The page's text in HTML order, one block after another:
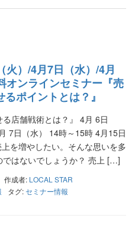
火）/4月7日（水）/4月
ンラインセミナー『売
ポイントとは？』
る店舗戦術とは？』 4月 6日
7日（水） 14時～15時 4月15日
上を増やしたい。そんな思いを多
ではないでしょうか？ 売上 […]
作成者: LOCAL STAR
タグ:セミナー情報